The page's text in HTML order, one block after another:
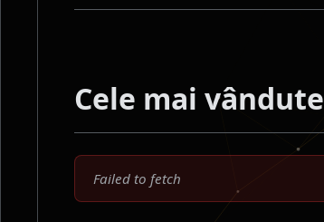
Cele mai vândute
Failed to fetch